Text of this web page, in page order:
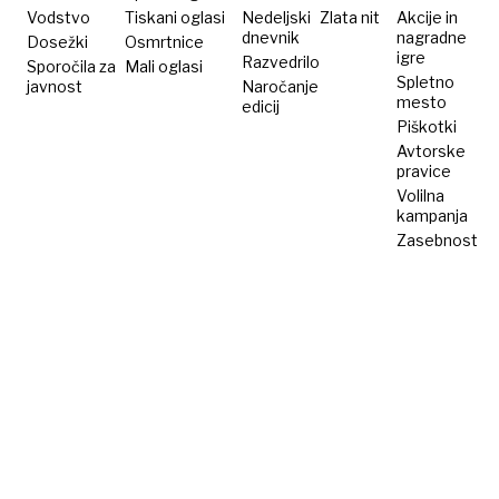
Vodstvo
Dosežki
Sporočila za
javnost
Tiskani oglasi
Osmrtnice
Mali oglasi
Nedeljski
dnevnik
Razvedrilo
Naročanje
edicij
Zlata nit
Akcije in
nagradne
igre
Spletno
mesto
Piškotki
Avtorske
pravice
Volilna
kampanja
Zasebnost